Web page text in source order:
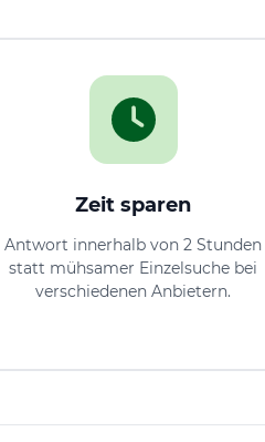
Zeit sparen
Antwort innerhalb von 2 Stunden
statt mühsamer Einzelsuche bei
verschiedenen Anbietern.